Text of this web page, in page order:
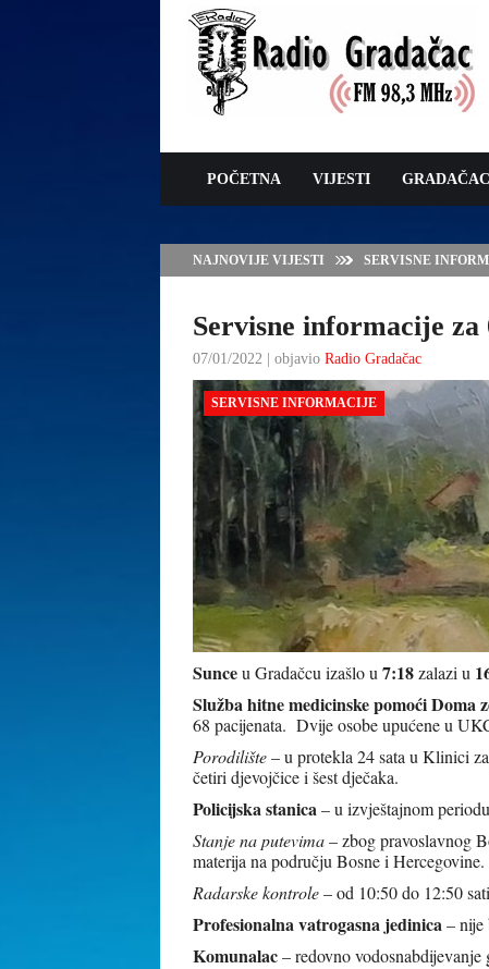
POČETNA VIJESTI GRADAČAC
NAJNOVIJE VIJESTI SERVISNE
Servisne informacije za
07/01/2022 | objavio Radio Gradačac
SERVISNE INFORMACIJE
Sunceu Gradačcu izašlo u 7:18zalazi u
Služba hitne medicinske pomoći Doma
68 pacijenata. Dvije osobe upućene u
Porodilište– u protekla 24 sata u Klinici
četiri djevojčice i šest dječaka.
Policijska stanica– u izvještajnom
Stanje na putevima– zbog pravoslavnog
materija na području Bosne i
Radarske kontrole– od 10:50 do 12:50
Profesionalna vatrogasna jedinica– nije
Komunalac– redovno